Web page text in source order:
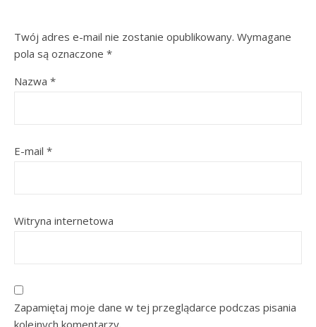
Twój adres e-mail nie zostanie opublikowany. Wymagane
pola są oznaczone *
Nazwa *
E-mail *
Witryna internetowa
Zapamiętaj moje dane w tej przeglądarce podczas pisania
kolejnych komentarzy.